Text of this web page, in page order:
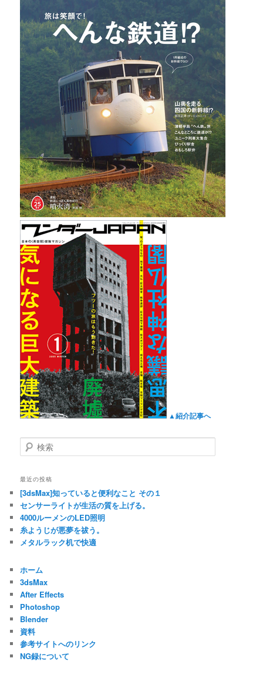
▲紹介記事へ
検
索
最近の投稿
[3dsMax]知っていると便利なこと その１
センサーライトが生活の質を上げる。
4000ルーメンのLED照明
糸ようじが悪夢を祓う。
メタルラック机で快適
ホーム
3dsMax
After Effects
Photoshop
Blender
資料
参考サイトへのリンク
NG録について